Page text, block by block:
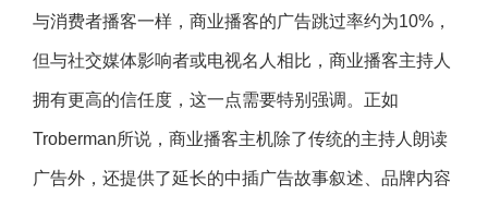
与消费者播客一样，商业播客的广告跳过率约为10%，
但与社交媒体影响者或电视名人相比，商业播客主持人
拥有更高的信任度，这一点需要特别强调。正如
Troberman所说，商业播客主机除了传统的主持人朗读
广告外，还提供了延长的中插广告故事叙述、品牌内容